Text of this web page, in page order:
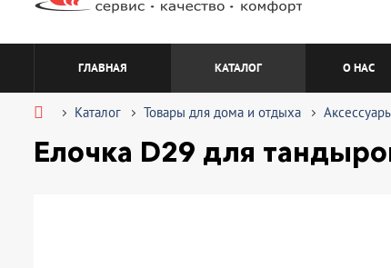
ГЛАВНАЯ КАТАЛОГ О НАС
Каталог Товары для дома и отдыха
Елочка D29 для